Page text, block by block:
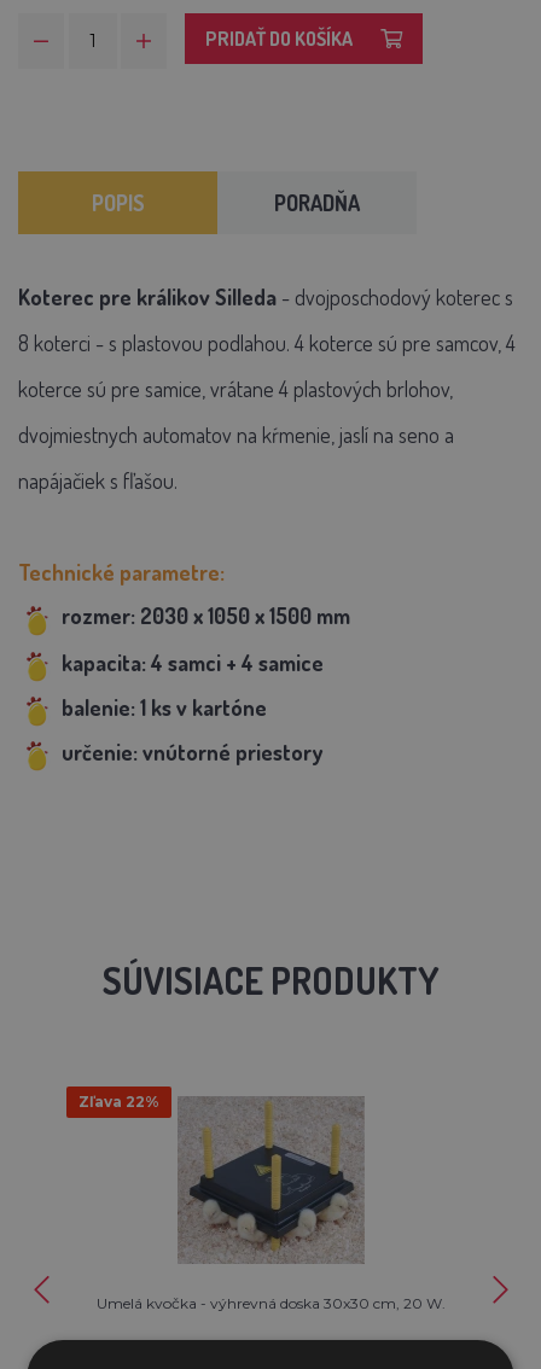
PRIDAŤ DO KOŠÍKA
POPIS PORADŇA
Koterec pre králikov Silleda - dvojposchodový koterec s
8 koterci - s plastovou podlahou. 4 koterce sú pre samcov, 4
koterce sú pre samice, vrátane 4 plastových brlohov,
dvojmiestnych automatov na kŕmenie, jaslí na seno a
napájačiek s fľašou.
Technické parametre:
rozmer: 2030 x 1050 x 1500 mm
kapacita: 4 samci + 4 samice
balenie: 1 ks v kartóne
určenie: vnútorné priestory
SÚVISIACE PRODUKTY
Zľava 22%
Umelá kvočka - výhrevná doska 30x30 cm, 20 W.